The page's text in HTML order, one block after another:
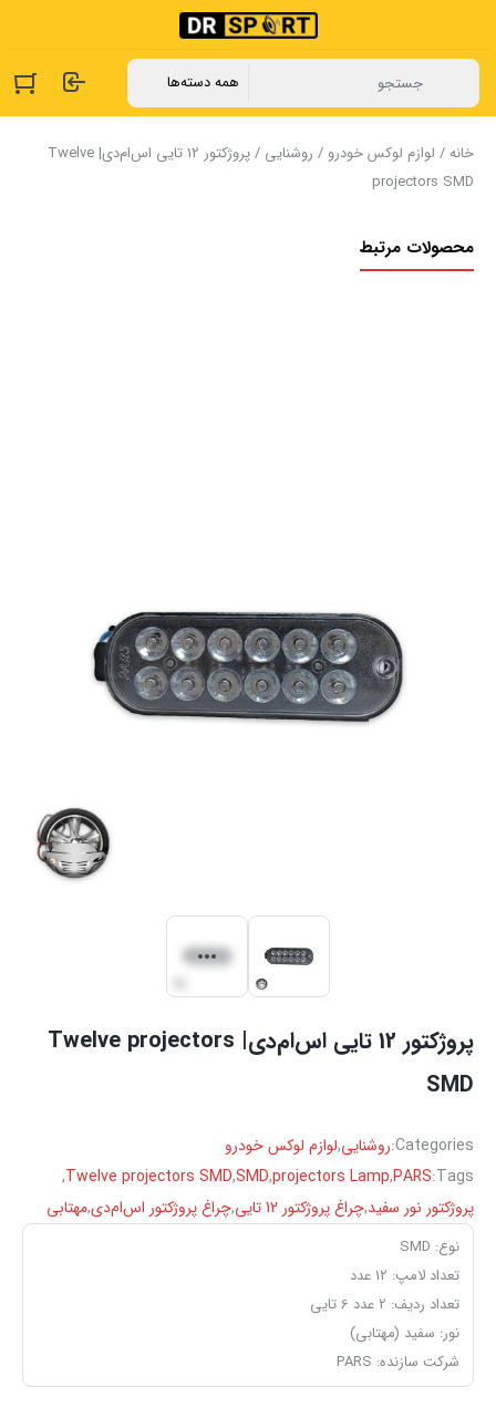
خانه/ لوازم لوکس خودرو / روشنایی
/ پروژکتور 12 تایی اس‌ام‌دی| Twelve
projectors SMD
محصولات مرتبط
پروژکتور 12 تایی اس‌ام‌دی| Twelve projectors
SMD
Categories: روشنایی,لوازم لوکس خودرو
Tags:
PARS
,
projectors Lamp
,
SMD
,
Twelve projectors SMD
,
پروژکتور نور سفید,چراغ پروژکتور 12 تایی ,چراغ پروژکتور اس‌ام‌دی,مهتابی
نوع: SMD
تعداد لامپ: 12 عدد
تعداد ردیف: 2 عدد 6 تایی
نور: سفید (مهتابی)
شرکت سازنده: PARS